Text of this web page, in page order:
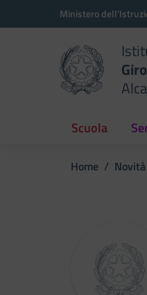
Vai ai contenuti
Vai al menu di navigazione
Ministero
Scuola
Home Novità